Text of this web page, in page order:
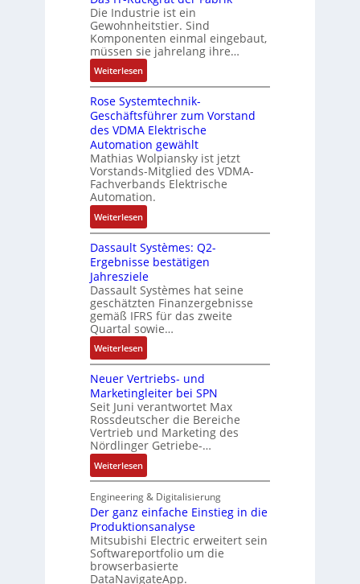
g
r
ä
f
t
e
ts
c
h
i
n
e
n
-
u
n
d
A
n
l
a
g
e
n
b
a
u
:
P
o
s
i
t
i
v
e
M
o
m
e
n
t
a
u
s
e
M
u
l
i
t
u
r
n
-
K
i
t
E
n
c
o
d
e
r
b
e
s
s
e
r
t
e
L
a
s
e
r
r
i
a
n
g
u
l
a
t
i
o
n
Die Industrie ist ein
Gewohnheitstier. Sind
Komponenten einmal eingebaut,
müssen sie jahrelang ihre…
Weiterlesen:
D
a
s
I
T
-
R
ü
c
k
g
r
a
t
d
e
r
F
a
b
r
i
k
Rose Systemtechnik-
Geschäftsführer zum Vorstand
des VDMA Elektrische
Automation gewählt
Mathias Wolpiansky ist jetzt
Vorstands-Mitglied des VDMA-
Fachverbands Elektrische
Automation.
Weiterlesen:
R
o
s
e
S
y
s
t
e
m
t
e
c
h
n
k
G
s
c
h
Dassault Systèmes: Q2-
Ergebnisse bestätigen
Jahresziele
Dassault Systèmes hat seine
geschätzten Finanzergebnisse
gemäß IFRS für das zweite
Quartal sowie…
Weiterlesen:
D
a
s
s
a
u
l
t
S
y
s
t
è
m
e
Neuer Vertriebs- und
Marketingleiter bei SPN
Seit Juni verantwortet Max
Rossdeutscher die Bereiche
Vertrieb und Marketing des
Nördlinger Getriebe-…
Weiterlesen:
N
e
u
e
r
V
e
Engineering & Digitalisierung
Der ganz einfache Einstieg in die
Produktionsanalyse
Mitsubishi Electric erweitert sein
Softwareportfolio um die
browserbasierte
DataNavigateApp.